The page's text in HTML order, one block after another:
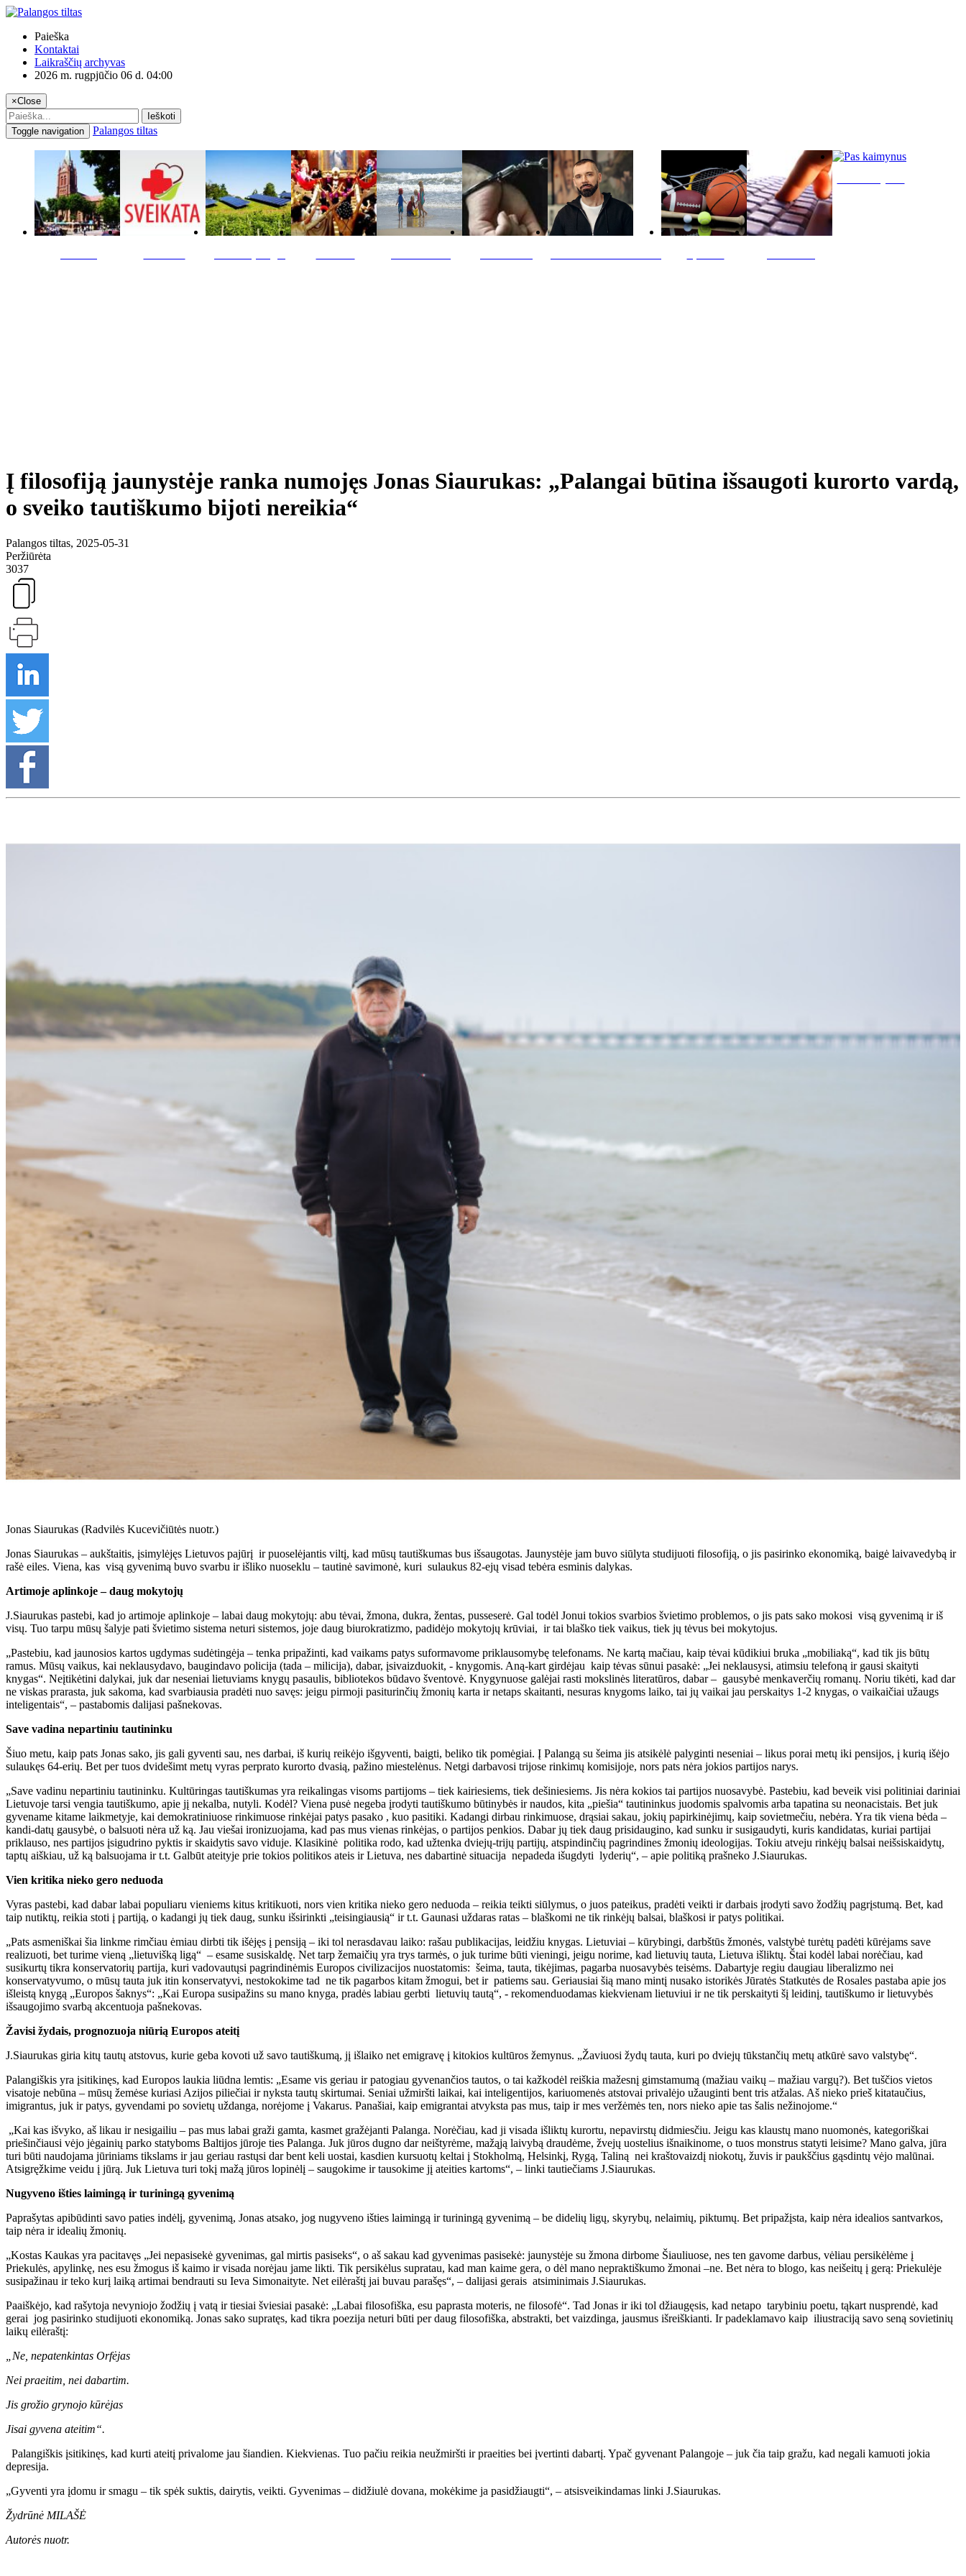
Paieška
Kontaktai
Laikraščių archyvas
2026 m. rugpjūčio 06 d. 04:00
×Close
Ieškoti
Toggle navigation
Palangos tiltas
Į filosofiją jaunystėje ranka numojęs Jonas Siaurukas: „Palangai būtina išsaugoti kurorto vardą,
o sveiko tautiškumo bijoti nereikia“
Palangos tiltas, 2025-05-31
Peržiūrėta
3037
Jonas Siaurukas (Radvilės Kucevičiūtės nuotr.)
Jonas Siaurukas – aukštaitis, įsimylėjęs Lietuvos pajūrį ir puoselėjantis viltį, kad mūsų tautiškumas bus išsaugotas. Jaunystėje jam buvo siūlyta studijuoti filosofiją, o jis pasirinko ekonomiką, baigė laivavedybą ir
rašė eiles. Viena, kas visą gyvenimą buvo svarbu ir išliko nuoseklu – tautinė savimonė, kuri sulaukus 82-ejų visad tebėra esminis dalykas.
Artimoje aplinkoje – daug mokytojų
J.Siaurukas pastebi, kad jo artimoje aplinkoje – labai daug mokytojų: abu tėvai, žmona, dukra, žentas, pusseserė. Gal todėl Jonui tokios svarbios švietimo problemos, o jis pats sako mokosi visą gyvenimą ir iš
visų. Tuo tarpu mūsų šalyje pati švietimo sistema neturi sistemos, joje daug biurokratizmo, padidėjo mokytojų krūviai, ir tai blaško tiek vaikus, tiek jų tėvus bei mokytojus.
„Pastebiu, kad jaunosios kartos ugdymas sudėtingėja – tenka pripažinti, kad vaikams patys suformavome priklausomybę telefonams. Ne kartą mačiau, kaip tėvai kūdikiui bruka „mobiliaką“, kad tik jis būtų
ramus. Mūsų vaikus, kai neklausydavo, baugindavo policija (tada – milicija), dabar, įsivaizduokit, - knygomis. Aną-kart girdėjau kaip tėvas sūnui pasakė: „Jei neklausysi, atimsiu telefoną ir gausi skaityti
knygas“. Neįtikėtini dalykai, juk dar neseniai lietuviams knygų pasaulis, bibliotekos būdavo šventovė. Knygynuose galėjai rasti mokslinės literatūros, dabar – gausybė menkaverčių romanų. Noriu tikėti, kad dar
ne viskas prarasta, juk sakoma, kad svarbiausia pradėti nuo savęs: jeigu pirmoji pasiturinčių žmonių karta ir netaps skaitanti, nesuras knygoms laiko, tai jų vaikai jau perskaitys 1-2 knygas, o vaikaičiai užaugs
inteligentais“, – pastabomis dalijasi pašnekovas.
Save vadina nepartiniu tautininku
Šiuo metu, kaip pats Jonas sako, jis gali gyventi sau, nes darbai, iš kurių reikėjo išgyventi, baigti, beliko tik pomėgiai. Į Palangą su šeima jis atsikėlė palyginti neseniai – likus porai metų iki pensijos, į kurią išėjo
sulaukęs 64-erių. Bet per tuos dvidešimt metų vyras perprato kurorto dvasią, pažino miestelėnus. Netgi darbavosi trijose rinkimų komisijoje, nors pats nėra jokios partijos narys.
„Save vadinu nepartiniu tautininku. Kultūringas tautiškumas yra reikalingas visoms partijoms – tiek kairiesiems, tiek dešiniesiems. Jis nėra kokios tai partijos nuosavybė. Pastebiu, kad beveik visi politiniai dariniai
Lietuvoje tarsi vengia tautiškumo, apie jį nekalba, nutyli. Kodėl? Viena pusė negeba įrodyti tautiškumo būtinybės ir naudos, kita „piešia“ tautininkus juodomis spalvomis arba tapatina su neonacistais. Bet juk
gyvename kitame laikmetyje, kai demokratiniuose rinkimuose rinkėjai patys pasako , kuo pasitiki. Kadangi dirbau rinkimuose, drąsiai sakau, jokių papirkinėjimų, kaip sovietmečiu, nebėra. Yra tik viena bėda –
kandi-datų gausybė, o balsuoti nėra už ką. Jau viešai ironizuojama, kad pas mus vienas rinkėjas, o partijos penkios. Dabar jų tiek daug prisidaugino, kad sunku ir susigaudyti, kuris kandidatas, kuriai partijai
priklauso, nes partijos įsigudrino pyktis ir skaidytis savo viduje. Klasikinė politika rodo, kad užtenka dviejų-trijų partijų, atspindinčių pagrindines žmonių ideologijas. Tokiu atveju rinkėjų balsai neišsiskaidytų,
taptų aiškiau, už ką balsuojama ir t.t. Galbūt ateityje prie tokios politikos ateis ir Lietuva, nes dabartinė situacija nepadeda išugdyti lyderių“, – apie politiką prašneko J.Siaurukas.
Vien kritika nieko gero neduoda
Vyras pastebi, kad dabar labai populiaru vieniems kitus kritikuoti, nors vien kritika nieko gero neduoda – reikia teikti siūlymus, o juos pateikus, pradėti veikti ir darbais įrodyti savo žodžių pagrįstumą. Bet, kad
taip nutiktų, reikia stoti į partiją, o kadangi jų tiek daug, sunku išsirinkti „teisingiausią“ ir t.t. Gaunasi uždaras ratas – blaškomi ne tik rinkėjų balsai, blaškosi ir patys politikai.
„Pats asmeniškai šia linkme rimčiau ėmiau dirbti tik išėjęs į pensiją – iki tol nerasdavau laiko: rašau publikacijas, leidžiu knygas. Lietuviai – kūrybingi, darbštūs žmonės, valstybė turėtų padėti kūrėjams save
realizuoti, bet turime vieną „lietuvišką ligą“ – esame susiskaldę. Net tarp žemaičių yra trys tarmės, o juk turime būti vieningi, jeigu norime, kad lietuvių tauta, Lietuva išliktų. Štai kodėl labai norėčiau, kad
susikurtų tikra konservatorių partija, kuri vadovautųsi pagrindinėmis Europos civilizacijos nuostatomis: šeima, tauta, tikėjimas, pagarba nuosavybės teisėms. Dabartyje regiu daugiau liberalizmo nei
konservatyvumo, o mūsų tauta juk itin konservatyvi, nestokokime tad ne tik pagarbos kitam žmogui, bet ir patiems sau. Geriausiai šią mano mintį nusako istorikės Jūratės Statkutės de Rosales pastaba apie jos
išleistą knygą „Europos šaknys“: „Kai Europa susipažins su mano knyga, pradės labiau gerbti lietuvių tautą“, - rekomenduodamas kiekvienam lietuviui ir ne tik perskaityti šį leidinį, tautiškumo ir lietuvybės
išsaugojimo svarbą akcentuoja pašnekovas.
Žavisi žydais, prognozuoja niūrią Europos ateitį
J.Siaurukas giria kitų tautų atstovus, kurie geba kovoti už savo tautiškumą, jį išlaiko net emigravę į kitokios kultūros žemynus. „Žaviuosi žydų tauta, kuri po dviejų tūkstančių metų atkūrė savo valstybę“.
Palangiškis yra įsitikinęs, kad Europos laukia liūdna lemtis: „Esame vis geriau ir patogiau gyvenančios tautos, o tai kažkodėl reiškia mažesnį gimstamumą (mažiau vaikų – mažiau vargų?). Bet tuščios vietos
visatoje nebūna – mūsų žemėse kuriasi Azijos piliečiai ir nyksta tautų skirtumai. Seniai užmiršti laikai, kai inteligentijos, kariuomenės atstovai privalėjo užauginti bent tris atžalas. Aš nieko prieš kitataučius,
imigrantus, juk ir patys, gyvendami po sovietų uždanga, norėjome į Vakarus. Panašiai, kaip emigrantai atvyksta pas mus, taip ir mes veržėmės ten, nors nieko apie tas šalis nežinojome.“
„Kai kas išvyko, aš likau ir nesigailiu – pas mus labai graži gamta, kasmet gražėjanti Palanga. Norėčiau, kad ji visada išliktų kurortu, nepavirstų didmiesčiu. Jeigu kas klaustų mano nuomonės, kategoriškai
priešinčiausi vėjo jėgainių parko statyboms Baltijos jūroje ties Palanga. Juk jūros dugno dar neištyrėme, mažąją laivybą draudėme, žvejų uostelius išnaikinome, o tuos monstrus statyti leisime? Mano galva, jūra
turi būti naudojama jūriniams tikslams ir jau geriau rastųsi dar bent keli uostai, kasdien kursuotų keltai į Stokholmą, Helsinkį, Rygą, Taliną nei kraštovaizdį niokotų, žuvis ir paukščius gąsdintų vėjo malūnai.
Atsigręžkime veidu į jūrą. Juk Lietuva turi tokį mažą jūros lopinėlį – saugokime ir tausokime jį ateities kartoms“, – linki tautiečiams J.Siaurukas.
Nugyveno išties laimingą ir turiningą gyvenimą
Paprašytas apibūdinti savo paties indėlį, gyvenimą, Jonas atsako, jog nugyveno išties laimingą ir turiningą gyvenimą – be didelių ligų, skyrybų, nelaimių, piktumų. Bet pripažįsta, kaip nėra idealios santvarkos,
taip nėra ir idealių žmonių.
„Kostas Kaukas yra pacitavęs „Jei nepasisekė gyvenimas, gal mirtis pasiseks“, o aš sakau kad gyvenimas pasisekė: jaunystėje su žmona dirbome Šiauliuose, nes ten gavome darbus, vėliau persikėlėme į
Priekulės, apylinkę, nes esu žmogus iš kaimo ir visada norėjau jame likti. Tik persikėlus supratau, kad man kaime gera, o dėl mano nepraktiškumo žmonai –ne. Bet nėra to blogo, kas neišeitų į gerą: Priekulėje
susipažinau ir teko kurį laiką artimai bendrauti su Ieva Simonaityte. Net eilėraštį jai buvau parašęs“, – dalijasi gerais atsiminimais J.Siaurukas.
Paaiškėjo, kad rašytoja nevyniojo žodžių į vatą ir tiesiai šviesiai pasakė: „Labai filosofiška, esu paprasta moteris, ne filosofė“. Tad Jonas ir iki tol džiaugęsis, kad netapo tarybiniu poetu, tąkart nusprendė, kad
gerai jog pasirinko studijuoti ekonomiką. Jonas sako supratęs, kad tikra poezija neturi būti per daug filosofiška, abstrakti, bet vaizdinga, jausmus išreiškianti. Ir padeklamavo kaip iliustraciją savo seną sovietinių
laikų eilėraštį:
„Ne, nepatenkintas Orfėjas
Nei praeitim, nei dabartim.
Jis grožio grynojo kūrėjas
Jisai gyvena ateitim“.
Palangiškis įsitikinęs, kad kurti ateitį privalome jau šiandien. Kiekvienas. Tuo pačiu reikia neužmiršti ir praeities bei įvertinti dabartį. Ypač gyvenant Palangoje – juk čia taip gražu, kad negali kamuoti jokia
depresija.
„Gyventi yra įdomu ir smagu – tik spėk suktis, dairytis, veikti. Gyvenimas – didžiulė dovana, mokėkime ja pasidžiaugti“, – atsisveikindamas linki J.Siaurukas.
Žydrūnė MILAŠĖ
Autorės nuotr.